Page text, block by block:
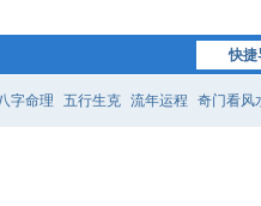
快捷
字命理 五行生克 流年运程 奇门看风